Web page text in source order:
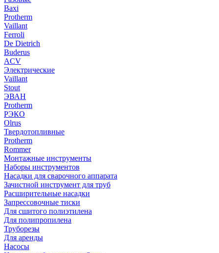
Baxi
Protherm
Vaillant
Ferroli
De Dietrich
Buderus
ACV
Электрические
Vaillant
Stout
ЭВАН
Protherm
РЭКО
Olrus
Твердотопливные
Protherm
Rommer
Монтажные инструменты
Наборы инструментов
Насадки для сварочного аппарата
Зачистной инструмент для труб
Расширительные насадки
Запрессовочные тиски
Для сшитого полиэтилена
Для полипропилена
Труборезы
Для аренды
Насосы